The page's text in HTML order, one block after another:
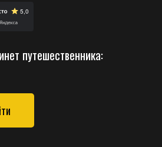
путешественника: